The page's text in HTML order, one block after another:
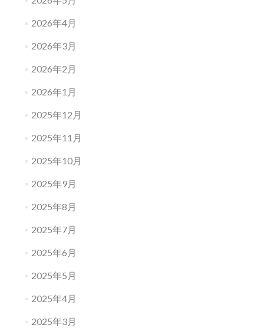
2026年4月
2026年3月
2026年2月
2026年1月
2025年12月
2025年11月
2025年10月
2025年9月
2025年8月
2025年7月
2025年6月
2025年5月
2025年4月
2025年3月